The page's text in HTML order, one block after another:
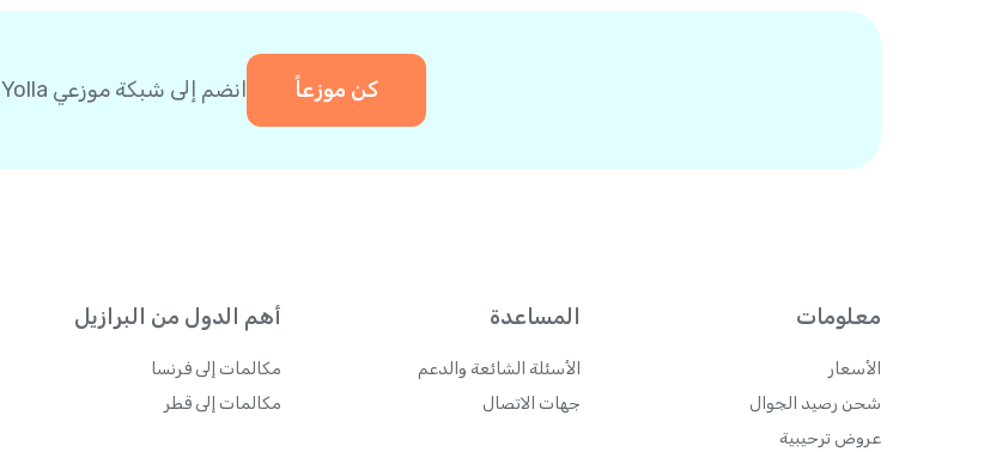
كن موزعاً انضم إلى شبكة موزعي Yolla الآن!
معلومات
الأسعار
شحن رصيد الجوال
عروض ترحيبية
المساعدة
الأسئلة الشائعة والدعم
جهات الاتصال
أهم الدول من البرازيل
مكالمات إلى فرنسا
مكالمات إلى قطر